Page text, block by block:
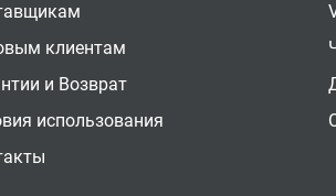
клиентам
и Возврат
использования